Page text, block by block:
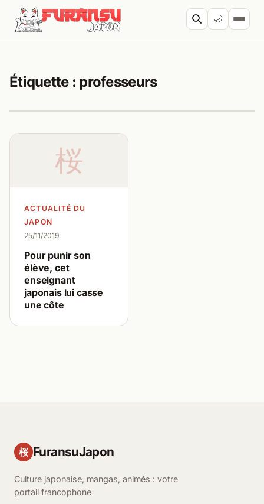
Aller au contenu
🌙
Étiquette : professeurs
桜
ACTUALITÉ DU
JAPON
25/11/2019
Pour punir son
élève, cet
enseignant
japonais lui casse
une côte
桜 FuransuJapon
Culture japonaise, mangas, animés : votre
portail francophone